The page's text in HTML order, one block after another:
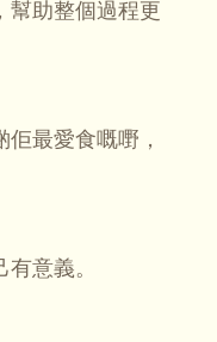
幫助整個過程更
最愛食嘅嘢，
意義。